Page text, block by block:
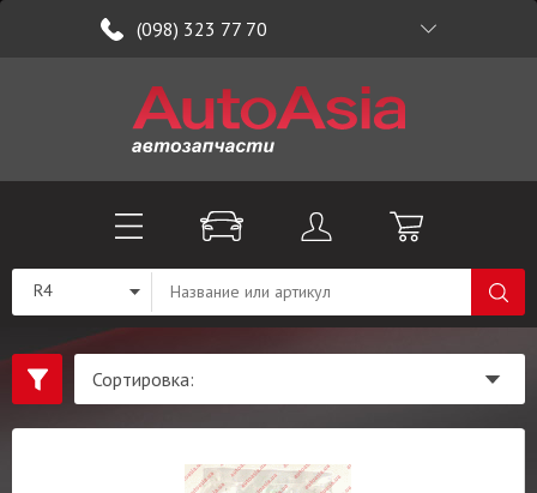
(098) 323 77 70
R4